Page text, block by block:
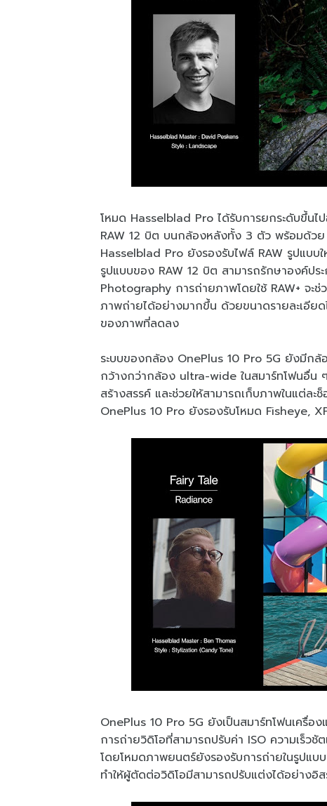
โหมด Hasselblad Pro ได้รับการยกระดับขึ้นไ
RAW 12 บิต บนกล้องหลังทั้ง 3 ตัว พร้อมด้ว
Hasselblad Pro ยังรองรับไฟล์ RAW รูปแบบ
รูปแบบของ RAW 12 บิต สามารถรักษาองค์ป
Photography การถ่ายภาพโดยใช้ RAW+ จะช่
ภาพถ่ายได้อย่างมากขึ้น ด้วยขนาดรายละเอีย
ของภาพที่ลดลง
ระบบของกล้อง OnePlus 10 Pro 5G ยังมีก
กว้างกว่ากล้อง ultra-wide ในสมาร์ทโฟนอื่น
สร้างสรรค์ และช่วยให้สามารถเก็บภาพในแต่
OnePlus 10 Pro ยังรองรับโหมด Fisheye,
OnePlus 10 Pro 5G ยังเป็นสมาร์ทโฟนเครื่
การถ่ายวิดิโอที่สามารถปรับค่า ISO ความเร็ว
โดยโหมดภาพยนตร์ยังรองรับการถ่ายในรูปแบ
ทำให้ผู้ตัดต่อวิดิโอมีสามารถปรับแต่งได้อย่างอิส